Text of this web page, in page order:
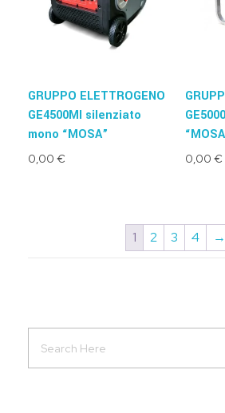
GRUPPO ELETTROGENO
GE4500MI silenziato
mono “MOSA”
0,00 € 0,00 €
1 2 3 4 →